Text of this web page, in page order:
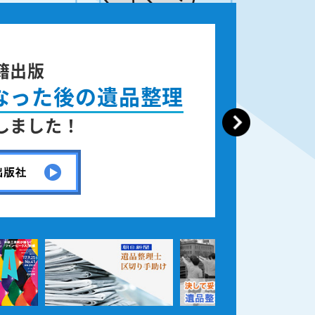
出版
った後の遺品整理
ました！